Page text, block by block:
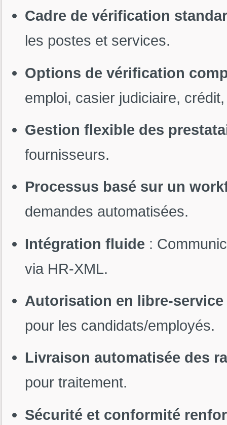
Cadre de vérification
les postes et services.
Options de vérification
emploi, casier judiciaire,
Gestion flexible des
fournisseurs.
Processus basé sur un
demandes automatisées.
Intégration fluide :
via HR-XML.
Autorisation en libre-service
pour les candidats/employés.
Livraison automatisée des
pour traitement.
Sécurité et conformité